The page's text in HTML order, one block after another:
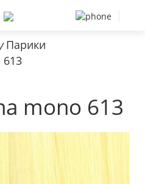
/ Парики
613
mono 613